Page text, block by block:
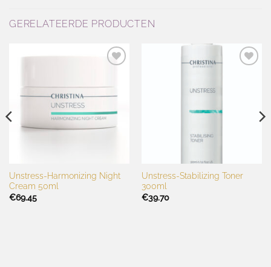
GERELATEERDE PRODUCTEN
Unstress-Harmonizing Night
Cream 50ml
€69.45
Unstress-Stabilizing Toner
300ml
€39.70